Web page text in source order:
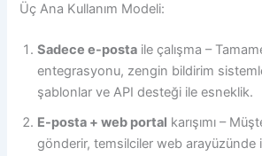
Üç Ana Kullanım Modeli:
Sadece e-posta ile çalışma –
entegrasyonu, zengin bildirim
şablonlar ve API desteği ile esneklik.
E-posta + web portal karışımı –
gönderir, temsilciler web arayüzünde